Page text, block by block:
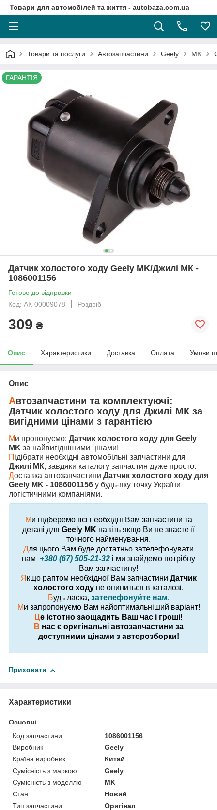
Товари для автомобілей та життя - autobaza.com.ua
Товари та послуги Автозапчастини Geely MK
ГАРАНТІЯ
Датчик холостого ходу Geely MK/Джилі МК -
1086001156
Готово до відправки
Код: АК-00009078
Роздріб
309 ₴
Опис Характеристики Доставка Оплата Умови
Опис
Автозапчастини та комплектуючі:
Датчик холостого ходу для Джилі МК за
вигідними цінами з гарантією
Ми пропонуємо: Датчик холостого ходу для Geely
MK за найвигіднішими цінами!
П ідібрати необхідні автомобільні запчастини для
Джилі МК, завдяки каталогу запчастин дуже просто.
Доставка автозапчастини Датчик холостого ходу для
Geely MK - 1086001156 у будь-яку точку України
логістичними компаніями.
Ми підберемо всі необхідні Вам запчастини та
деталі для Geely MK навіть якщо Ви не знаєте її
точного найменування.
Для цього Вам буде достатньо зателефонувати
нам +380 (67) 505-21-32 і ми знайдемо потрібну
Вам запчастину!
Я кщо раптом необхідної Вам запчастини Датчик
холостого ходу не опиниться в каталозі,
Будь ласка, зателефонуйте нам.
Ми запропонуємо Вам найоптимальніший варіант!
Це істотно заощадить Ваш час і гроші!
В нас є оригінальні автозапчастини за
доступними цінами з авторозборки!
Приховати
Характеристики
Основні
Код запчастини
1086001156
Виробник
Geely
Країна виробник
Китай
Сумісність з маркою
Geely
Сумісність з моделлю
MK
Стан
Новий
Тип запчастини
Оригінал